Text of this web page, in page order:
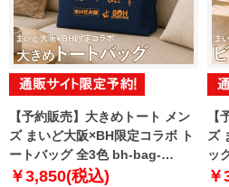
【予約販売】大きめトート メン
ズ まいど大阪×BH限定コラボ ト
ートバッグ 全3色 bh-bag-
sumo999【10月下旬発送予定】
￥3,850(税込)
【
ズ
ッ